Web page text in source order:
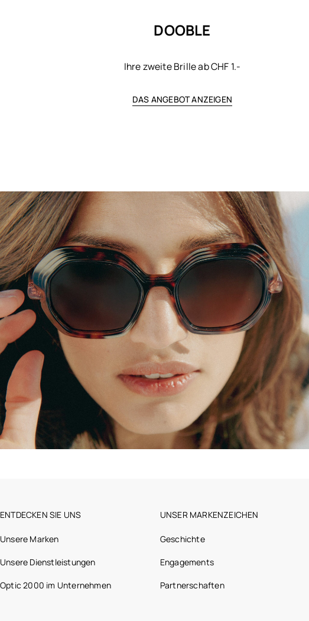
DOOBLE
Ihre zweite Brille ab CHF 1.-
DAS ANGEBOT ANZEIGEN
ENTDECKEN SIE UNS
Unsere Marken
Unsere Dienstleistungen
Optic 2000 im Unternehmen
UNSER MARKENZEICHEN
Geschichte
Engagements
Partnerschaften